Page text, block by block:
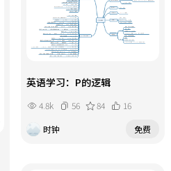
英语学习：P的逻辑
4.8k 56 84
16
时钟
免费